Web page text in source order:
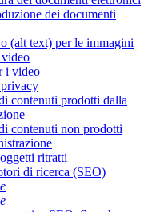
dei documenti
(alt text) per le immagini
i video
contenuti prodotti dalla
contenuti non prodotti
ritratti
di ricerca (SEO)